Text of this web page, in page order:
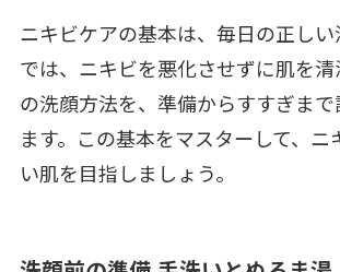
ニキビケアの基本は、毎日の正しい
では、ニキビを悪化させずに肌を
の洗顔方法を、準備からすすぎま
ます。この基本をマスターして、ニ
い肌を目指しましょう。